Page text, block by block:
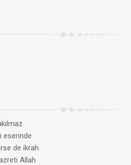
eserinde
de ikrah
Allah